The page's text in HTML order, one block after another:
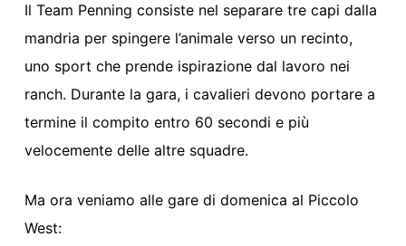
Il Team Penning consiste nel separare tre capi dalla
mandria per spingere l’animale verso un recinto,
uno sport che prende ispirazione dal lavoro nei
ranch. Durante la gara, i cavalieri devono portare a
termine il compito entro 60 secondi e più
velocemente delle altre squadre.
Ma ora veniamo alle gare di domenica al Piccolo
West: